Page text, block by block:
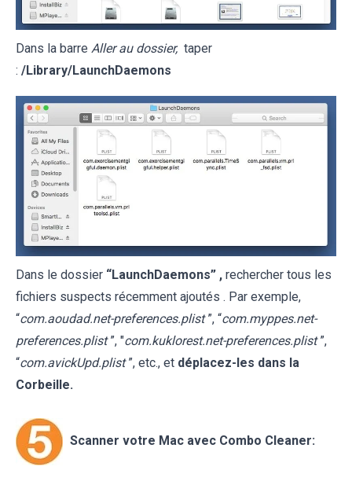
Dans la barre Aller au dossier, taper
: /Library/LaunchDaemons
Dans le dossier “LaunchDaemons” , rechercher tous les
fichiers suspects récemment ajoutés . Par exemple,
“com.aoudad.net-preferences.plist ”, “com.myppes.net-
preferences.plist ”, "com.kuklorest.net-preferences.plist ”,
“com.avickUpd.plist ”, etc., et déplacez-les dans la
Corbeille.
Scanner votre Mac avec Combo Cleaner: